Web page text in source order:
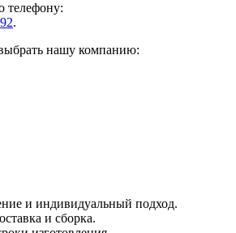
телефону:
.
нашу компанию:
и индивидуальный подход.
и сборка.